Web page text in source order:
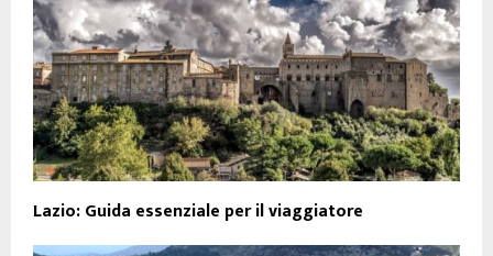
Lazio: Guida essenziale per il viaggiatore